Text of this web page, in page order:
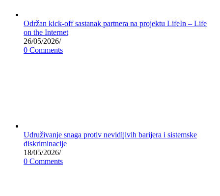
Održan kick-off sastanak partnera na projektu LifeIn – Life
on the Internet
26/05/2026/
0 Comments
Udruživanje snaga protiv nevidljivih barijera i sistemske
diskriminacije
18/05/2026/
0 Comments